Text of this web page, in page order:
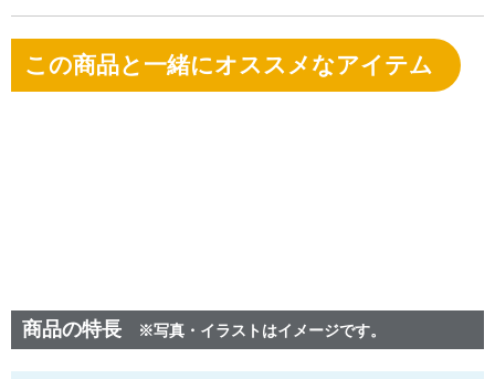
この商品と一緒にオススメなアイテム
商品の特長 ※写真・イラストはイメージです。